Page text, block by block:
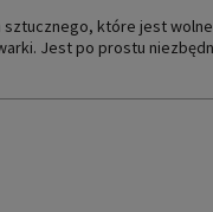
które jest
Jest po prostu